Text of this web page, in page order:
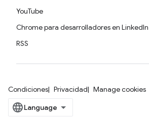
YouTube
Chrome para desarrolladores en LinkedIn
RSS
Condiciones Privacidad Manage cookies